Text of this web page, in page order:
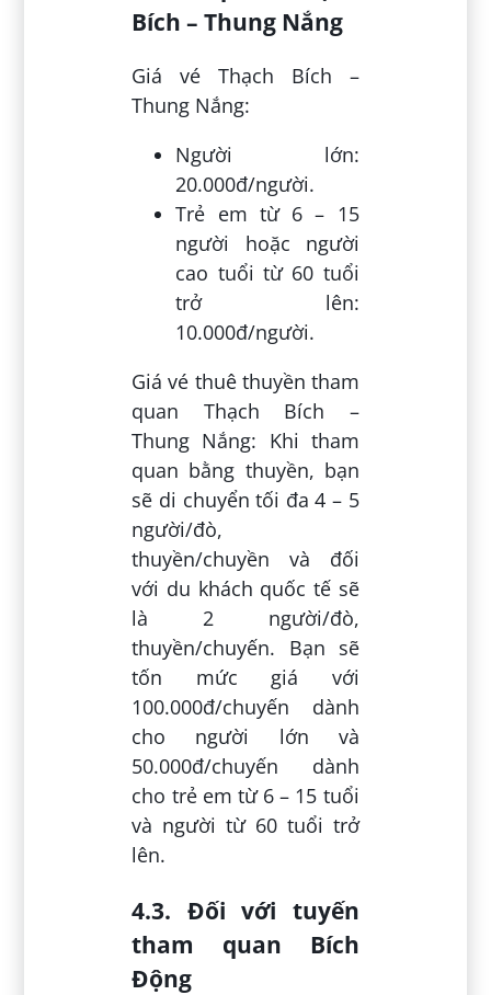
Bích – Thung Nắng
Giá vé Thạch Bích –
Thung Nắng:
Người lớn:
20.000đ/người.
Trẻ em từ 6 – 15
người hoặc người
cao tuổi từ 60 tuổi
trở lên:
10.000đ/người.
Giá vé thuê thuyền tham
quan Thạch Bích –
Thung Nắng: Khi tham
quan bằng thuyền, bạn
sẽ di chuyển tối đa 4 – 5
người/đò,
thuyền/chuyền và đối
với du khách quốc tế sẽ
là 2 người/đò,
thuyền/chuyến. Bạn sẽ
tốn mức giá với
100.000đ/chuyến dành
cho người lớn và
50.000đ/chuyến dành
cho trẻ em từ 6 – 15 tuổi
và người từ 60 tuổi trở
lên.
4.3. Đối với tuyến
tham quan Bích
Động